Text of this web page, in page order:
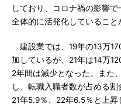
しており、コロナ禍の影響
全体的に活発化していること
建設業では、19年の13万
加しているが、21年は14万
2年間は減少となった。また
し、転職入職者数が占める
21年5.9％、22年6.5％と上昇